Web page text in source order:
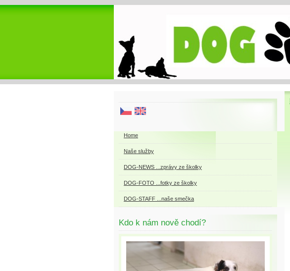
Home
Naše služby
DOG-NEWS ...zprávy ze školky
DOG-FOTO ...fotky ze školky
DOG-STAFF ...naše smečka
Kdo k nám nově chodí?